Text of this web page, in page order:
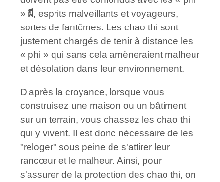
» ผี, esprits malveillants et voyageurs,
sortes de fantômes. Les chao thi sont
justement chargés de tenir à distance les
« phi » qui sans cela amèneraient malheur
et désolation dans leur environnement.
D'après la croyance, lorsque vous
construisez une maison ou un bâtiment
sur un terrain, vous chassez les chao thi
qui y vivent. Il est donc nécessaire de les
"reloger" sous peine de s'attirer leur
rancœur et le malheur. Ainsi, pour
s'assurer de la protection des chao thi, on